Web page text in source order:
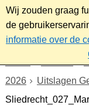
Wij zouden graag
de
informatie over de
2026
Uitslagen